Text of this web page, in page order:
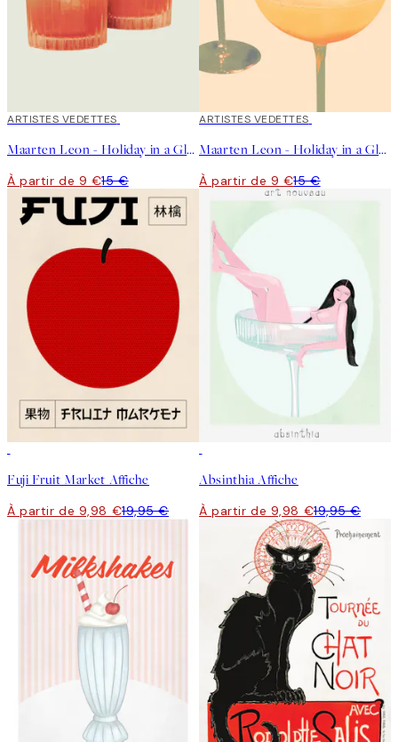
40%*
ARTISTES VEDETTES
Maarten Leon - Holiday in a Glass No2 Affiche
À partir de 9 €15 €
40%*
ARTISTES VEDETTES
Maarten Leon - Holiday in a Glass No1 Affiche
À partir de 9 €15 €
Fuji Fruit Market Affiche
À partir de 9,98 €19,95 €
Absinthia Affiche
À partir de 9,98 €19,95 €